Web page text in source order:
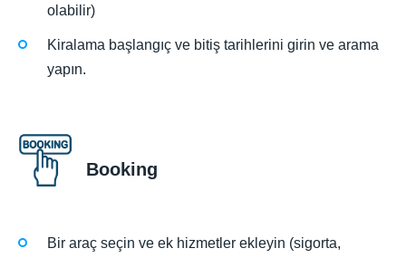
olabilir)
Kiralama başlangıç ve bitiş tarihlerini girin ve arama
yapın.
Booking
Bir araç seçin ve ek hizmetler ekleyin (sigorta,